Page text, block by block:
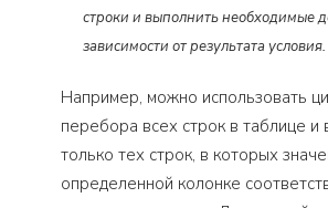
строки и выполнить необходимые
зависимости от результата условия.
Например, можно использовать
перебора всех строк в таблице и
только тех строк, в которых
определенной колонке